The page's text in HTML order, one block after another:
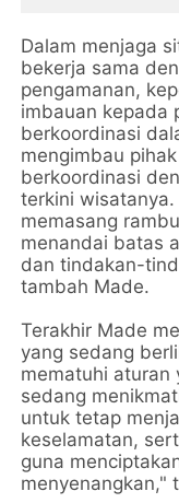
Dalam menjaga
bekerja sama
pengamanan,
imbauan kepada
berkoordinasi
mengimbau
berkoordinasi
terkini
memasang
menandai batas
dan tindakan-
tambah Made.
Terakhir Made
yang sedang
mematuhi aturan
sedang
untuk tetap
keselamatan,
guna
menyenangkan,"